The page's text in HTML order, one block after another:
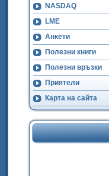
NASDAQ
LME
Анкети
Полезни книги
Полезни връзки
Приятели
Карта на сайта